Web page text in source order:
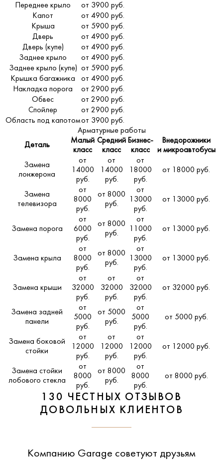
Переднее крыло
от 3900 руб.
Капот
от 4900 руб.
Крыша
от 5900 руб.
Дверь
от 4900 руб.
Дверь (купе)
от 4900 руб.
Заднее крыло
от 4900 руб.
Заднее крыло (купе) от 5900 руб.
Крышка багажника
от 4900 руб.
Накладка порога
от 2900 руб.
Обвес
от 2900 руб.
Спойлер
от 2900 руб.
Область под капотомот 3900 руб.
Арматурные работы
Деталь
Малый
класс
Средний
класс
Бизнес-
класс
Внедорожники
и микроавтобусы
Замена
лонжерона
от
14000
руб.
от
14000
руб.
от
18000
руб.
от 18000 руб.
Замена
телевизора
от
8000
руб.
от 8000
руб.
от
13000
руб.
от 13000 руб.
Замена порога
от
6000
руб.
от 8000
руб.
от
11000
руб.
от 13000 руб.
Замена крыла
от
8000
руб.
от 8000
руб.
от
13000
руб.
от 13000 руб.
Замена крыши
от
32000
руб.
от
32000
руб.
от
32000
руб.
от 32000 руб.
Замена задней
панели
от
5000
руб.
от 5000
руб.
от
5000
руб.
от 5000 руб.
Замена боковой
стойки
от
12000
руб.
от
12000
руб.
от
12000
руб.
от 12000 руб.
Замена стойки
лобового стекла
от
8000
руб.
от 8000
руб.
от
8000
руб.
от 8000 руб.
130 ЧЕСТНЫХ ОТЗЫВОВ
ДОВОЛЬНЫХ КЛИЕНТОВ
Компанию Garage советуют друзьям